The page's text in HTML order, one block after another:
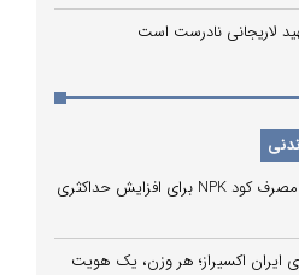
لاریجانی نادرست است
راهنمای کامل زمان و نحوه مصرف کود NPK برای افزایش حداکثری
ایران اکسیراز؛ هر وزن، یک هویت